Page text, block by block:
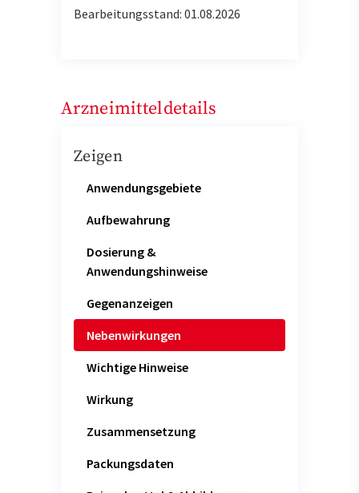
Bearbeitungsstand: 01.08.2026
Arzneimitteldetails
Zeigen
Anwendungsgebiete
Aufbewahrung
Dosierung &
Anwendungshinweise
Gegenanzeigen
Nebenwirkungen
Wichtige Hinweise
Wirkung
Zusammensetzung
Packungsdaten